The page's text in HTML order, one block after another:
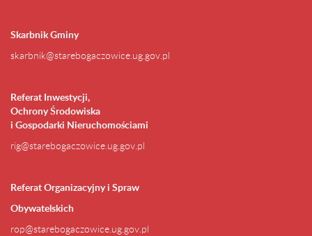
Skarbnik Gminy
skarbnik@starebogaczowice.ug.gov.pl
Referat Inwestycji,
Ochrony Środowiska
i Gospodarki Nieruchomościami
rig@starebogaczowice.ug.gov.pl
Referat Organizacyjny i Spraw
Obywatelskich
rop@starebogaczowice.ug.gov.pl